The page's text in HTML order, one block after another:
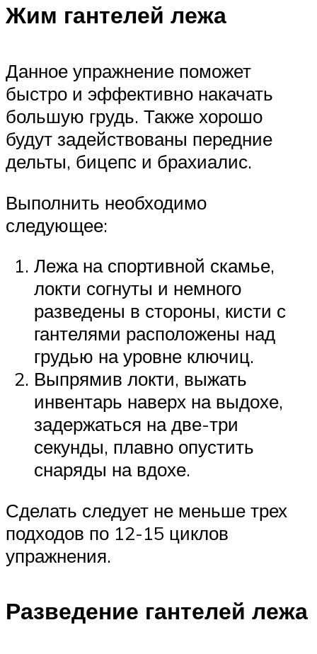
Жим гантелей лежа
Данное упражнение поможет
быстро и эффективно накачать
большую грудь. Также хорошо
будут задействованы передние
дельты, бицепс и брахиалис.
Выполнить необходимо
следующее:
Лежа на спортивной скамье,
локти согнуты и немного
разведены в стороны, кисти с
гантелями расположены над
грудью на уровне ключиц.
Выпрямив локти, выжать
инвентарь наверх на выдохе,
задержаться на две-три
секунды, плавно опустить
снаряды на вдохе.
Сделать следует не меньше трех
подходов по 12-15 циклов
упражнения.
Разведение гантелей лежа